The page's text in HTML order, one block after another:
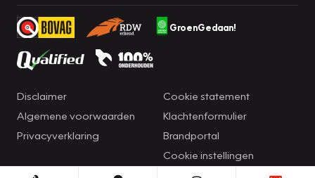
GroenGedaan!
Disclaimer
Algemene voorwaarden
Privacyverklaring
Cookie statement
Klachtenformulier
Brandportal
Cookie instellingen